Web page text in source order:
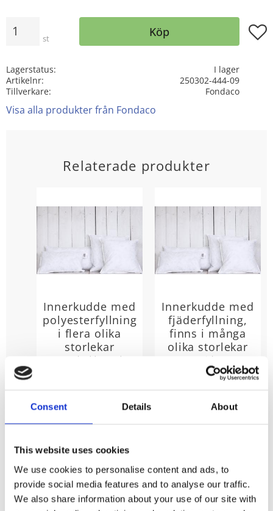
Consent Details About
This website uses cookies
We use cookies to personalise content and ads, to
provide social media features and to analyse our traffic.
We also share information about your use of our site with
st Köp
Lagerstatus
I lager
Artikelnr
250302-444-09
Tillverkare
Fondaco
Visa alla produkter från Fondaco
Relaterade produkter
Innerkudde med
polyesterfyllning
i flera olika
storlekar
Innerkuddar med
INFO
Innerkudde med
fjäderfyllning,
finns i många
olika storlekar
Material: 50%
Fjäder, 50%
krossad fjäder
Fyll soffan med massor av kuddar. Blanda olika